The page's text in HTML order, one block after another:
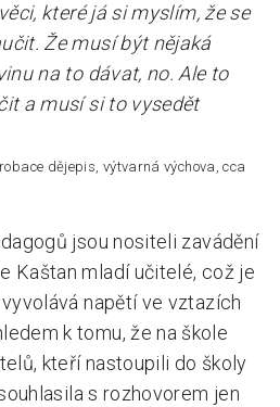
které já si myslím, že se
Že musí být nějaká
na to dávat, no. Ale to
a musí si to vysedět
dějepis, výtvarná výchova, cca
jsou nositeli zavádění
Kaštan mladí učitelé, což je
napětí ve vztazích
k tomu, že na škole
kteří nastoupili do školy
s rozhovorem jen